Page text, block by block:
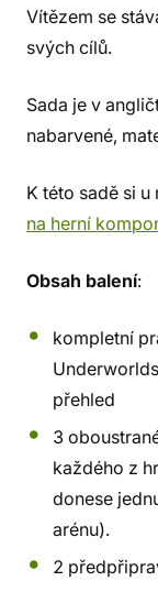
Vítězem se
svých cílů.
Sada je v
nabarvené,
K této sadě si
na herní
Obsah balení:
kompletní
přehled
3
každého z
donese
arénu).
2